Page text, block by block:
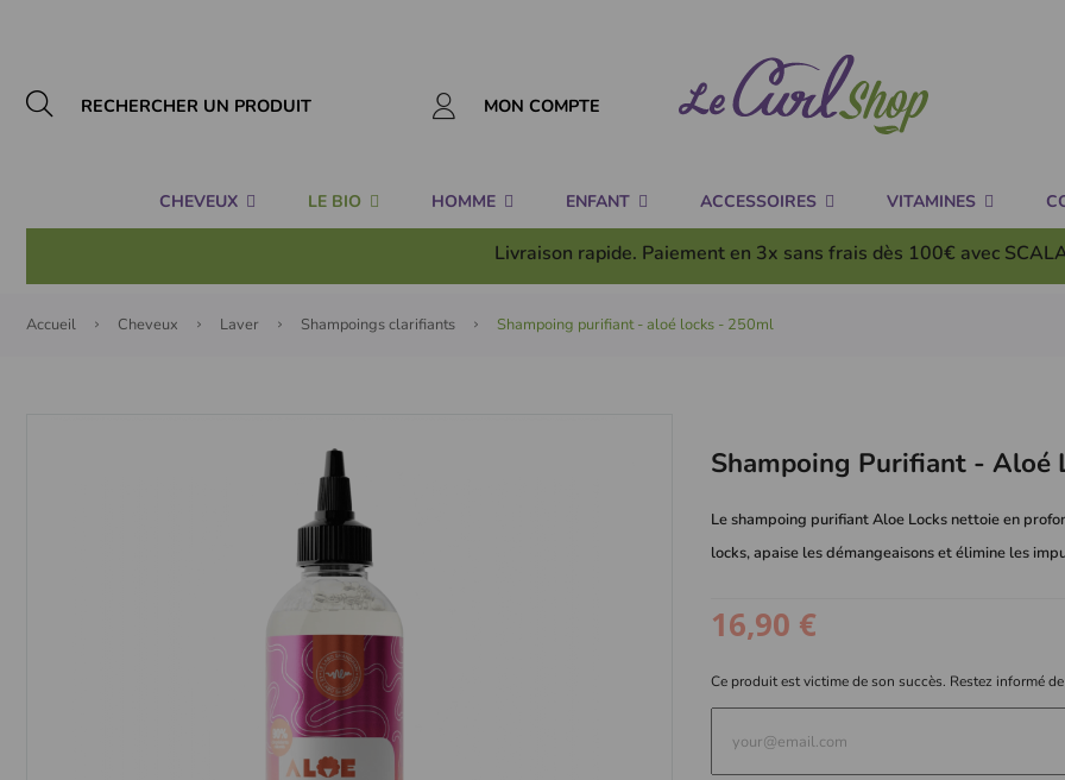
MON COMPTE
CHEVEUX LE BIO HOMME ENFANT ACCESSOIRES VITAMINES
Livraison rapide. Paiement en 3x sans frais dès 100€ avec
Accueil Cheveux Laver Shampoings clarifiants Shampoing purifiant - aloé locks - 250ml
Shampoing Purifiant - Aloé
Le shampoing purifiant Aloe Locks nettoie en
locks, apaise les démangeaisons et élimine les
16,90 €
Ce produit est victime de son succès. Restez informé